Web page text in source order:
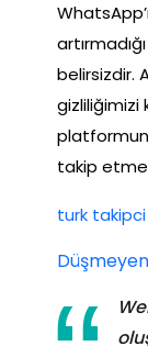
belirsizdir.
gizliliğimizi
platformun
takip
turk